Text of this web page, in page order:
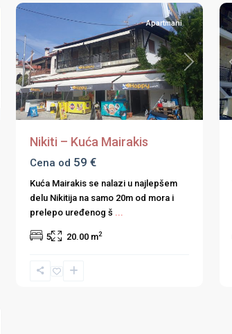
Previous Next
Apartmani
Nikiti – Kuća Mairakis
Cena od 59 €
Kuća Mairakis se nalazi u najlepšem
delu Nikitija na samo 20m od mora i
prelepo uređenog š ...
5 20.00 m2